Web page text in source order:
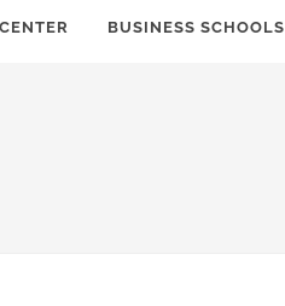
BUSINESS SCHOOLS